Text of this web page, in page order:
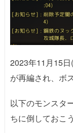
2023年11月15
が再編され、ボ
以下のモンスタ
ちに倒しておこう